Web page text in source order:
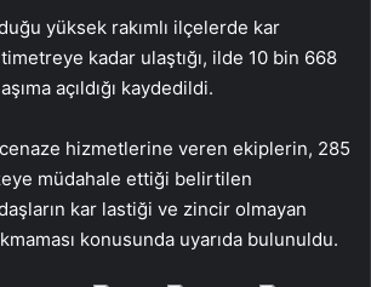
yüksek rakımlı ilçelerde kar
kadar ulaştığı, ilde 10 bin 668
açıldığı kaydedildi.
hizmetlerine veren ekiplerin, 285
müdahale ettiği belirtilen
kar lastiği ve zincir olmayan
konusunda uyarıda bulunuldu.